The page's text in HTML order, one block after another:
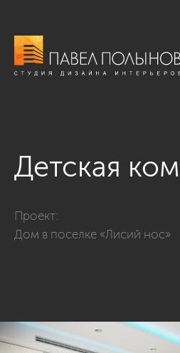
Детская
Проект:
Дом в поселке «Лисий нос»